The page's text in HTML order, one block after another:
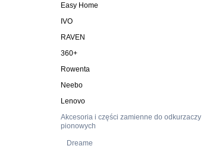
Easy Home
IVO
RAVEN
360+
Rowenta
Neebo
Lenovo
Akcesoria i części zamienne do odkurzaczy
pionowych
Dreame